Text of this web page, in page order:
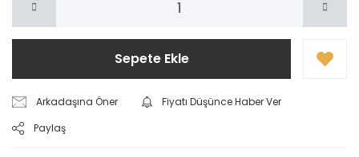
Sepete Ekle
Arkadaşına Öner
Fiyatı Düşünce Haber Ver
Paylaş